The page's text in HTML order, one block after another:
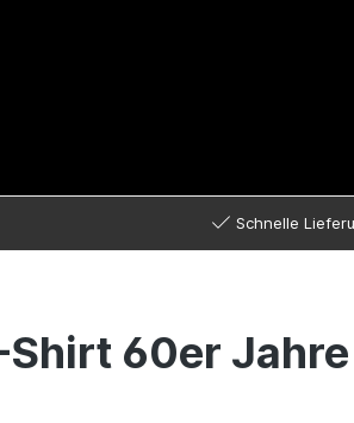
Schnelle
60er